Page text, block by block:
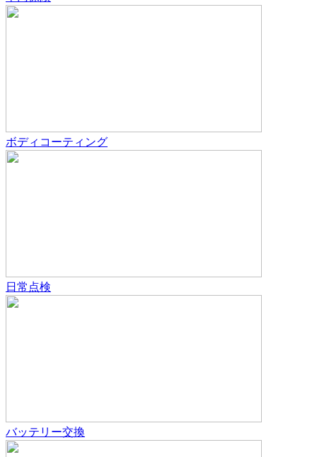
ボディコーティング
日常点検
バッテリー交換